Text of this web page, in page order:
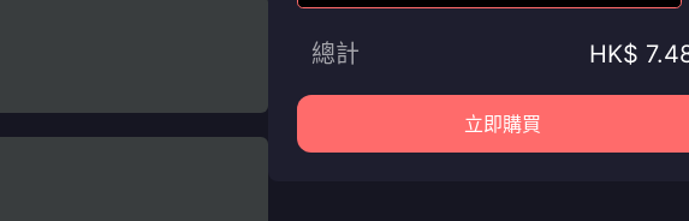
總計 HK$
立即購買